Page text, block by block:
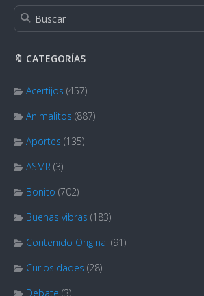
🔖 CATEGORÍAS
Acertijos (457)
Animalitos (887)
Aportes (135)
ASMR (3)
Bonito (702)
Buenas vibras (183)
Contenido Original (91)
Curiosidades (28)
Debate (3)